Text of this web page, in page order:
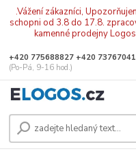
.Vážení zákazníci,
schopni od 3.8 do 17.8.
kamenné prodejny
+420 775688827 +420
(Po-Pá, 9-16 hod.)